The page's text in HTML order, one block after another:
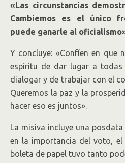
«Las circunstancias
Cambiemos es el único
puede ganarle al
Y concluye: «Confíen en que
espíritu de dar lugar a
dialogar y de trabajar con el
Queremos la paz y la
hacer eso es juntos».
La misiva incluye una
en la importancia del voto, el
boleta de papel tuvo tanto